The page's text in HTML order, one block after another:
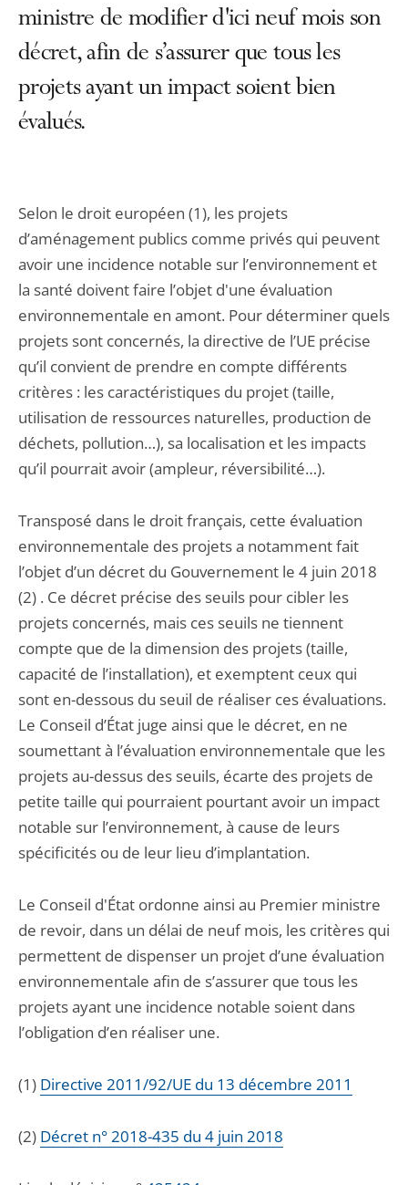
ministre de modifier d'ici neuf mois son
décret, afin de s’assurer que tous les
projets ayant un impact soient bien
évalués.
Selon le droit européen (1), les projets
d’aménagement publics comme privés qui peuvent
avoir une incidence notable sur l’environnement et
la santé doivent faire l’objet d'une évaluation
environnementale en amont. Pour déterminer quels
projets sont concernés, la directive de l’UE précise
qu’il convient de prendre en compte différents
critères : les caractéristiques du projet (taille,
utilisation de ressources naturelles, production de
déchets, pollution…), sa localisation et les impacts
qu’il pourrait avoir (ampleur, réversibilité…).
Transposé dans le droit français, cette évaluation
environnementale des projets a notamment fait
l’objet d’un décret du Gouvernement le 4 juin 2018
(2) . Ce décret précise des seuils pour cibler les
projets concernés, mais ces seuils ne tiennent
compte que de la dimension des projets (taille,
capacité de l’installation), et exemptent ceux qui
sont en-dessous du seuil de réaliser ces évaluations.
Le Conseil d’État juge ainsi que le décret, en ne
soumettant à l’évaluation environnementale que les
projets au-dessus des seuils, écarte des projets de
petite taille qui pourraient pourtant avoir un impact
notable sur l’environnement, à cause de leurs
spécificités ou de leur lieu d’implantation.
Le Conseil d'État ordonne ainsi au Premier ministre
de revoir, dans un délai de neuf mois, les critères qui
permettent de dispenser un projet d’une évaluation
environnementale afin de s’assurer que tous les
projets ayant une incidence notable soient dans
l’obligation d’en réaliser une.
(1) Directive 2011/92/UE du 13 décembre 2011
(2) Décret n° 2018-435 du 4 juin 2018